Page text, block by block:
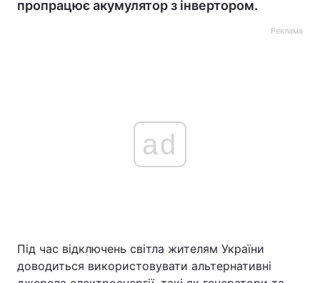
пропрацює акумулятор з інвертором.
Реклама
ad
Під час відключень світла жителям України
доводиться використовувати альтернативні